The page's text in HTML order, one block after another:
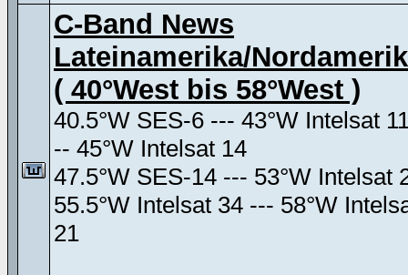
C-Band News
Lateinamerika/
( 40°West bis 58°West )
40.5°W SES-6 --- 43°W Intelsat
-- 45°W Intelsat 14
47.5°W SES-14 --- 53°W Intelsat
55.5°W Intelsat 34 --- 58°W
21